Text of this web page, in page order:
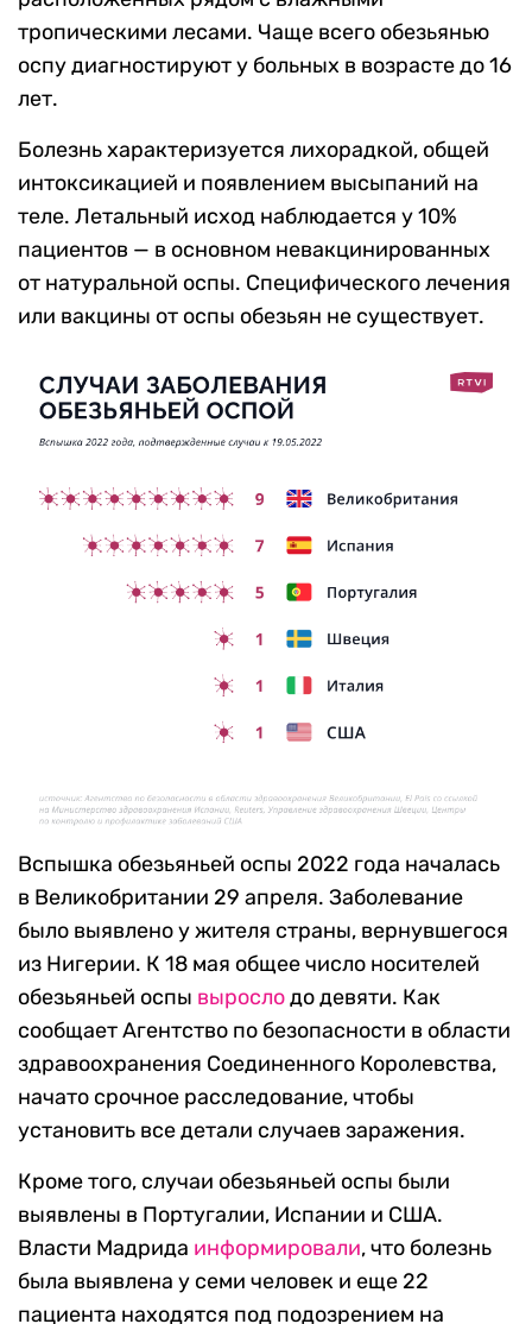
тропическими лесами. Чаще всего обезьянью
оспу диагностируют у больных в возрасте до 16
лет.
Болезнь характеризуется лихорадкой, общей
интоксикацией и появлением высыпаний на
теле. Летальный исход наблюдается у 10%
пациентов — в основном невакцинированных
от натуральной оспы. Специфического лечения
или вакцины от оспы обезьян не существует.
Вспышка обезьяньей оспы 2022 года началась
в Великобритании 29 апреля. Заболевание
было выявлено у жителя страны, вернувшегося
из Нигерии. К 18 мая общее число носителей
обезьяньей оспы вырослодо девяти. Как
сообщает Агентство по безопасности в области
здравоохранения Соединенного Королевства,
начато срочное расследование, чтобы
установить все детали случаев заражения.
Кроме того, случаи обезьяньей оспы были
выявлены в Португалии, Испании и США.
Власти Мадрида информировали, что болезнь
была выявлена у семи человек и еще 22
пациента находятся под подозрением на